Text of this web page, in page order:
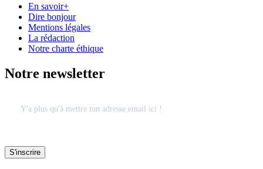
En savoir+
Dire bonjour
Mentions légales
La rédaction
Notre charte éthique
Notre newsletter